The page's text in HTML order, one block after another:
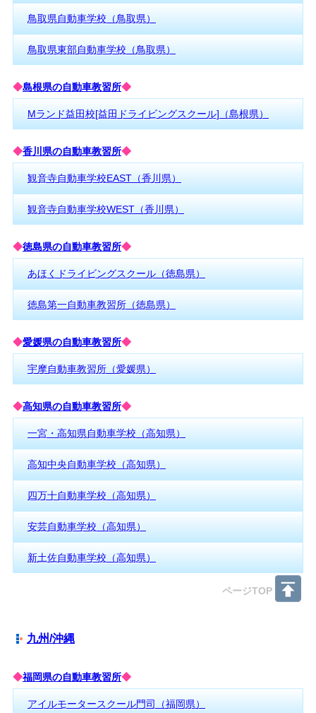
鳥取県自動車学校（鳥取県）
鳥取県東部自動車学校（鳥取県）
◆島根県の自動車教習所◆
Mランド益田校[益田ドライビングスクール]（島根県）
◆香川県の自動車教習所◆
観音寺自動車学校EAST（香川県）
観音寺自動車学校WEST（香川県）
◆徳島県の自動車教習所◆
あほくドライビングスクール（徳島県）
徳島第一自動車教習所（徳島県）
◆愛媛県の自動車教習所◆
宇摩自動車教習所（愛媛県）
◆高知県の自動車教習所◆
一宮・高知県自動車学校（高知県）
高知中央自動車学校（高知県）
四万十自動車学校（高知県）
安芸自動車学校（高知県）
新土佐自動車学校（高知県）
ページTOP
九州/沖縄
◆福岡県の自動車教習所◆
アイルモータースクール門司（福岡県）